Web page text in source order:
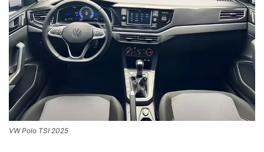
VW Polo TSI 2025